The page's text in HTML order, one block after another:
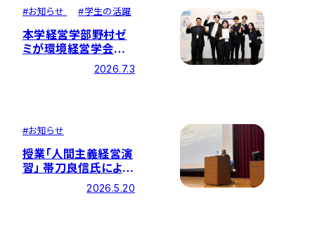
#お知らせ #学生の活躍
本学経営学部野村ゼ
ミが環境経営学会で
「学生奨励賞」を受賞！
CO2排出量の可視化
2026.7.3
#お知らせ
授業「人間主義経営演
習」 帯刀良信氏による
講演を開催しました
2026.5.20